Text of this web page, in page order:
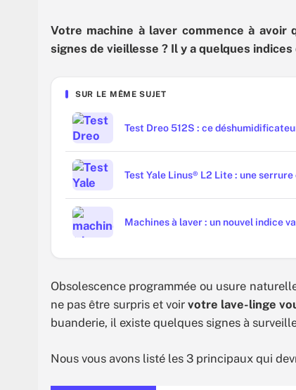
Votre machine à laver commence à avoir
signes de vieillesse ? Il y a quelques
SUR LE MÊME SUJET
Test Dreo 512S : ce
Test Yale Linus® L2 Lite : une
Machines à laver : un nouvel indice
Obsolescence programmée ou usure
ne pas être surpris et voirvotre lave-linge
buanderie, il existe quelques signes à
Nous vous avons listé les 3 principaux qui